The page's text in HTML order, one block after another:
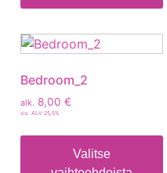
Bedroom_2
alk. 8,00 €
sis. ALV 25,5%
Valitse